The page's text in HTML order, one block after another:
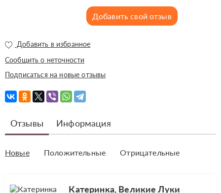
Добавить свой отзыв
Добавить в избранное
Сообщить о неточности
Подписаться на новые отзывы
Отзывы Информация
Новые Положительные Отрицательные
Катеринка, Великие Луки